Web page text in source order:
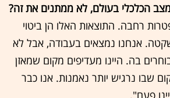
הכלכלי בעולם, לא ממתנים את זה?
רחבה. התוצאות האלו הן ביטוי
אנחנו נמצאים בעבודה, אבל לא
בה. היינו מעדיפים מקום שמאזן
שבו נרגיש יותר נאמנות. אנו כבר
פעם".